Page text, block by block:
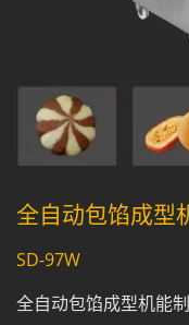
全自动包馅成型
SD-97W
全自动包馅成型机能